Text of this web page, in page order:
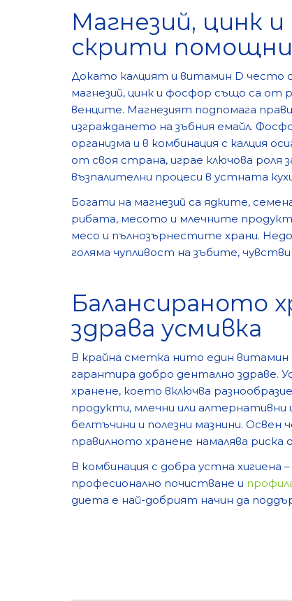
Магнезий, цинк
скрити
Докато калцият и витамин D често
магнезий, цинк и фосфор също са от
венците. Магнезият подпомага
изграждането на зъбния емайл.
организма и в комбинация с калция
от своя страна, играе ключова роля
възпалителни процеси в устната
Богати на магнезий са ядките,
рибата, месото и млечните
месо и пълнозърнестите храни.
голяма чупливост на зъбите,
Балансираното
здрава усмивка
В крайна сметка нито един витамин
гарантира добро дентално здраве.
хранене, което включва
продукти, млечни или
белтъчини и полезни мазнини.
правилното хранене намалява риска
В комбинация с добра устна хигиена
професионално почистване и
диета е най-добрият начин да